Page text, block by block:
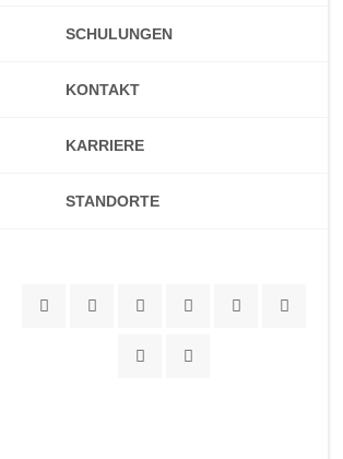
SCHULUNGEN
KONTAKT
KARRIERE
STANDORTE